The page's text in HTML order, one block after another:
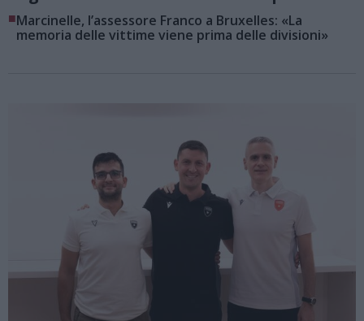
■Marcinelle, l’assessore Franco a Bruxelles: «La
memoria delle vittime viene prima delle divisioni»